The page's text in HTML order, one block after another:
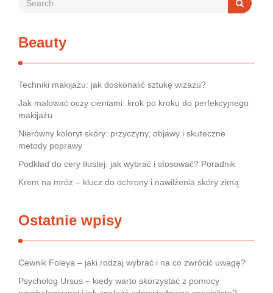
Beauty
Techniki makijażu: jak doskonalić sztukę wizażu?
Jak malować oczy cieniami: krok po kroku do perfekcyjnego
makijażu
Nierówny koloryt skóry: przyczyny, objawy i skuteczne
metody poprawy
Podkład do cery tłustej: jak wybrać i stosować? Poradnik
Krem na mróz – klucz do ochrony i nawilżenia skóry zimą
Ostatnie wpisy
Cewnik Foleya – jaki rodzaj wybrać i na co zwrócić uwagę?
Psycholog Ursus – kiedy warto skorzystać z pomocy